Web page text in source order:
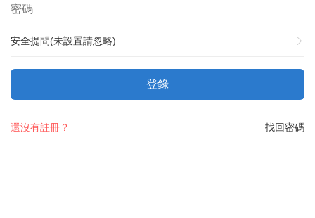
安全提問(未設置請忽略)
登錄
找回密碼
還沒有註冊？